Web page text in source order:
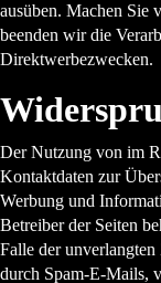
ausüben. Machen Sie
beenden wir die
Direktwerbezwecken.
Der Nutzung von im
Kontaktdaten zur
Werbung und
Betreiber der Seiten
Falle der
durch Spam-E-Mails,